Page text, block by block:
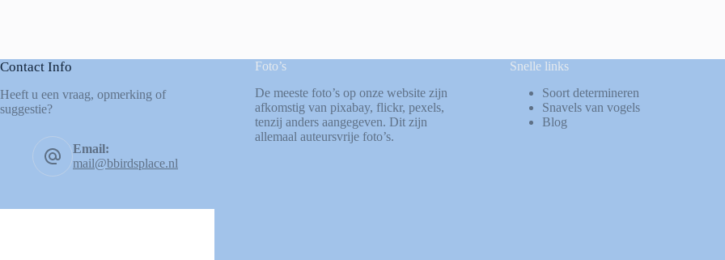
Contact Info
Heeft u een vraag, opmerking of
suggestie?
Email:
mail@bbirdsplace.nl
Foto’s
De meeste foto’s op onze website zijn
afkomstig van pixabay, flickr, pexels,
tenzij anders aangegeven. Dit zijn
allemaal auteursvrije foto’s.
Snelle links
Soort determineren
Snavels van vogels
Blog